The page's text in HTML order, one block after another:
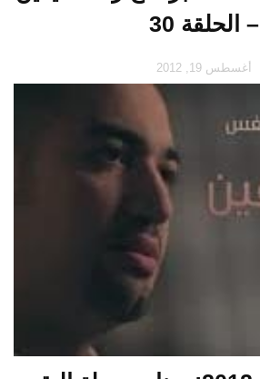
– الحلقة 30
أغسطس 19, 2012